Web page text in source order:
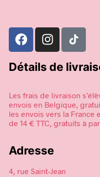
Détails de
Les frais de livraison
envois en Belgique,
les envois vers la France
de 14 € TTC, gratuits à
Adresse
4, rue Saint-Jean